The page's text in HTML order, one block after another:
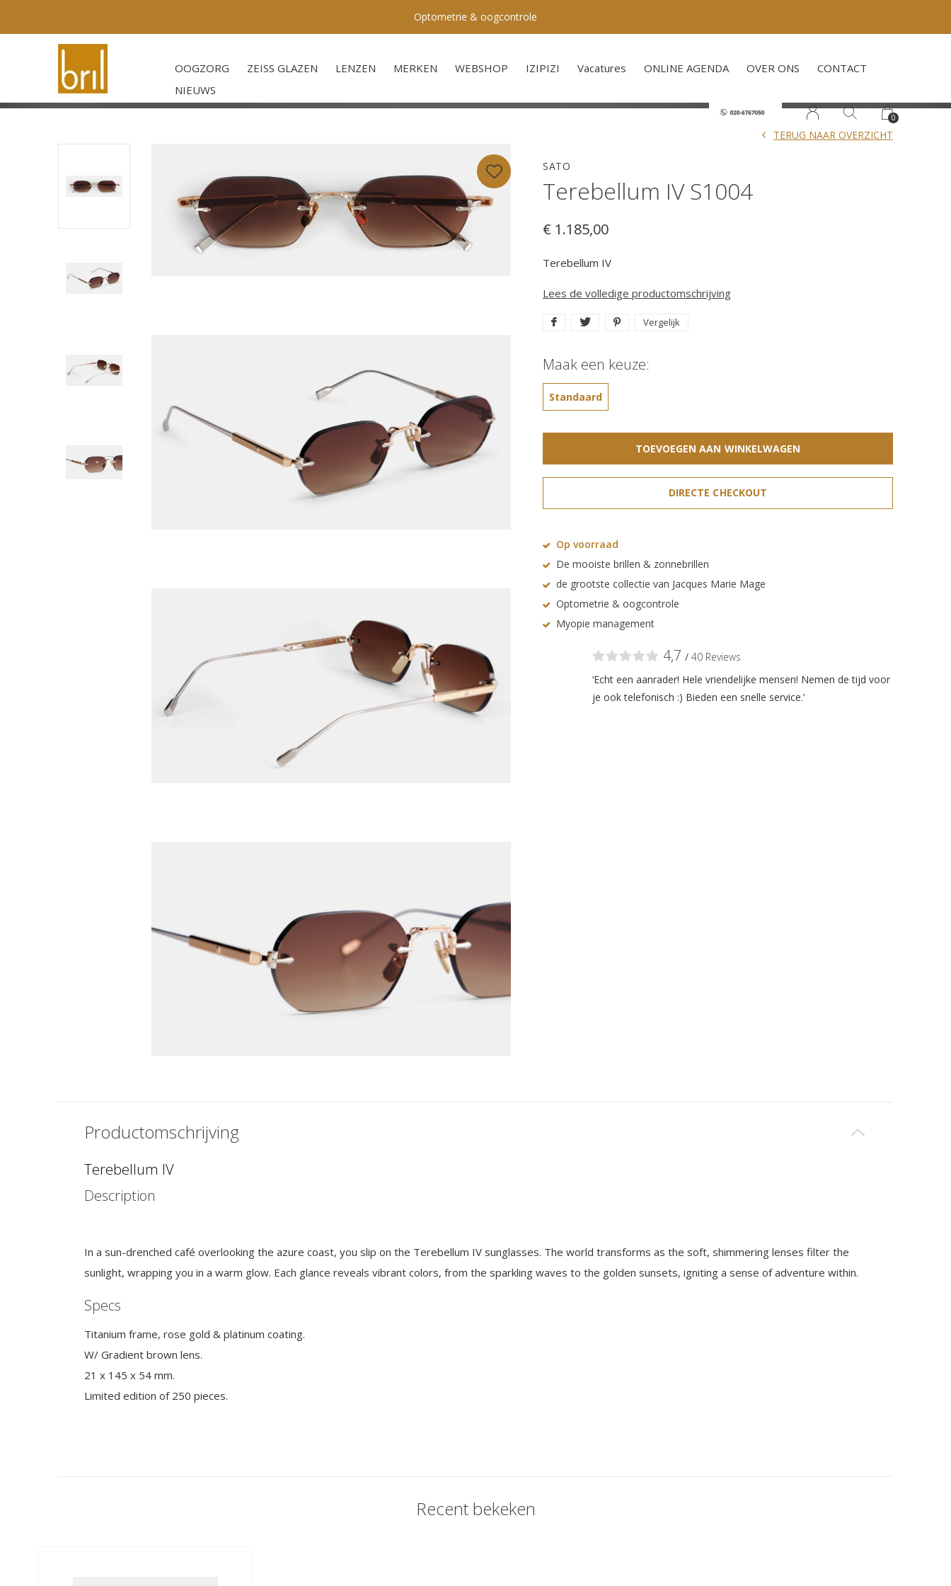
OOGZORG ZEISS GLAZEN LENZEN MERKEN WEBSHOP IZIPIZI Vacatures ONLINE AGENDA OVER ONS
CONTACT
NIEUWS
0
Optometrie & oogcontrole
SATO
Terebellum IV S1004
TERUG NAAR OVERZICHT
€ 1.185,00
Terebellum IV
Lees de volledige productomschrijving
Vergelijk
Maak een keuze:
Standaard
TOEVOEGEN AAN WINKELWAGEN
DIRECTE CHECKOUT
Op voorraad
De mooiste brillen & zonnebrillen
de grootste collectie van Jacques Marie Mage
Optometrie & oogcontrole
Myopie management
4,7 / 40 Reviews
‘Echt een aanrader! Hele vriendelijke mensen! Nemen de tijd voor
je ook telefonisch :) Bieden een snelle service.’
Productomschrijving
Terebellum IV
Description
In a sun-drenched café overlooking the azure coast, you slip on the Terebellum IV sunglasses. The world transforms as the soft, shimmering lenses filter the
sunlight, wrapping you in a warm glow. Each glance reveals vibrant colors, from the sparkling waves to the golden sunsets, igniting a sense of adventure within.
Specs
Titanium frame, rose gold & platinum coating.
W/ Gradient brown lens.
21 x 145 x 54 mm.
Limited edition of 250 pieces.
Recent bekeken